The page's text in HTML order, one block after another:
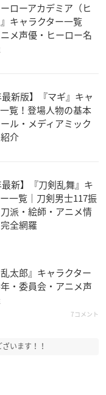
ーローアカデミア（ヒ
キャラクター一覧
メ声優・ヒーロー名
最新版】『マギ』キャ
覧！登場人物の基本
ル・メディアミック
介
最新】『刀剣乱舞』キ
一覧｜刀剣男士117振
派・絵師・アニメ情
全網羅
乱太郎』キャラクター
・委員会・アニメ声
7コメント
います！！